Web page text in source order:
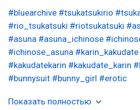
#bluearchive #tsukatsukirio
#rio_tsukatsuki #riotsukatsuki
#asuna #asuna_ichinose
#ichinose_asuna #karin_kakudate
#kakudatekarin #kakudate_karin
#bunnysuit #bunny_girl #erotic
Показать полностью